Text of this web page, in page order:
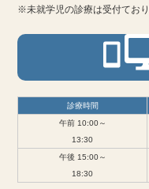
※未就学児の診療は受付ており
診療時間
午前 10:00～
13:30
午後 15:00～
18:30